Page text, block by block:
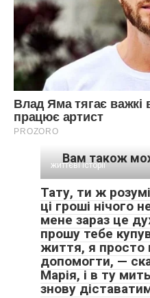
Вам також
життєві історії
Тату, ти ж
ці гроші нічого
мене зараз це
прошу тебе
життя, я просто
допомогти, —
Марія, і в ту
знову